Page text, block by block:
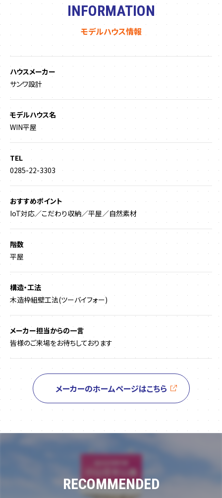
INFORMATION
モデルハウス情報
ハウスメーカー
サンワ設計
モデルハウス名
WIN平屋
TEL
0285-22-3303
おすすめポイント
IoT対応／こだわり収納／平屋／自然素材
階数
平屋
構造・工法
木造枠組壁工法(ツーバイフォー)
メーカー担当からの一言
皆様のご来場をお待ちしております
メーカーのホームページはこちら
RECOMMENDED